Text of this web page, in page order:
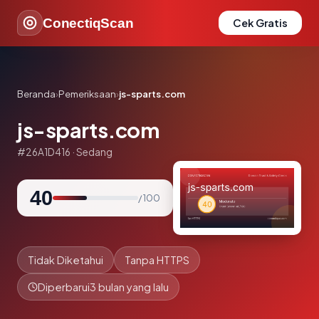
ConectiqScan Cek Gratis
Beranda›Pemeriksaan›js-sparts.com
js-sparts.com
#26A1D416 · Sedang
40 / 100
Tidak Diketahui Tanpa HTTPS
Diperbarui3 bulan yang lalu